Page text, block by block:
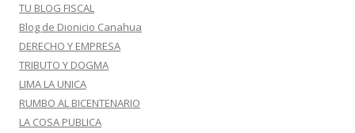
TU BLOG FISCAL
Blog de Dionicio Canahua
DERECHO Y EMPRESA
TRIBUTO Y DOGMA
LIMA LA UNICA
RUMBO AL BICENTENARIO
LA COSA PUBLICA